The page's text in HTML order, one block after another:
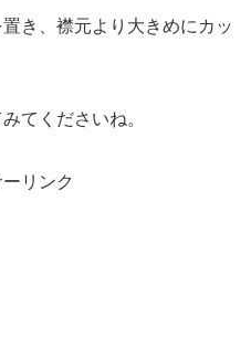
き、襟元より大きめにカッ
てくださいね。
リンク